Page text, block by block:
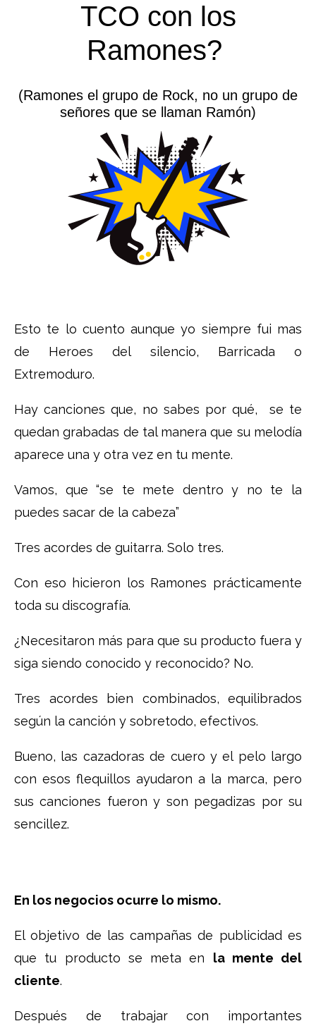
TCO con los
Ramones?
(Ramones el grupo de Rock, no un grupo de
señores que se llaman Ramón)
Esto te lo cuento aunque yo siempre fui mas
de Heroes del silencio, Barricada o
Extremoduro.
Hay canciones que, no sabes por qué, se te
quedan grabadas de tal manera que su melodía
aparece una y otra vez en tu mente.
Vamos, que “se te mete dentro y no te la
puedes sacar de la cabeza”
Tres acordes de guitarra. Solo tres.
Con eso hicieron los Ramones prácticamente
toda su discografía.
¿Necesitaron más para que su producto fuera y
siga siendo conocido y reconocido? No.
Tres acordes bien combinados, equilibrados
según la canción y sobretodo, efectivos.
Bueno, las cazadoras de cuero y el pelo largo
con esos flequillos ayudaron a la marca, pero
sus canciones fueron y son pegadizas por su
sencillez.
En los negocios ocurre lo mismo.
El objetivo de las campañas de publicidad es
que tu producto se meta en la mente del
cliente.
Después de trabajar con importantes